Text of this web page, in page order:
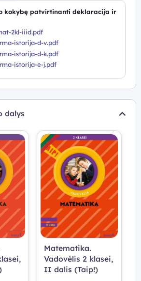
kokybę patvirtinanti deklaracija ir
2kl-iiid.pdf
istorija-d-v.pdf
istorija-d-k.pdf
istorija-e-j.pdf
dalys
Matematika.
Vadovėlis 2 klasei,
II dalis (Taip!)